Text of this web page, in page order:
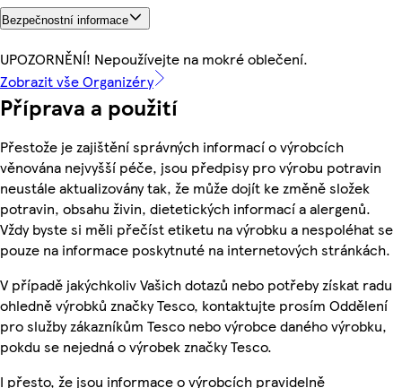
Bezpečnostní informace
UPOZORNĚNÍ! Nepoužívejte na mokré oblečení.
Zobrazit vše Organizéry
Příprava a použití
Přestože je zajištění správných informací o výrobcích
věnována nejvyšší péče, jsou předpisy pro výrobu potravin
neustále aktualizovány tak, že může dojít ke změně složek
potravin, obsahu živin, dietetických informací a alergenů.
Vždy byste si měli přečíst etiketu na výrobku a nespoléhat se
pouze na informace poskytnuté na internetových stránkách.
V případě jakýchkoliv Vašich dotazů nebo potřeby získat radu
ohledně výrobků značky Tesco, kontaktujte prosím Oddělení
pro služby zákazníkům Tesco nebo výrobce daného výrobku,
pokdu se nejedná o výrobek značky Tesco.
I přesto, že jsou informace o výrobcích pravidelně